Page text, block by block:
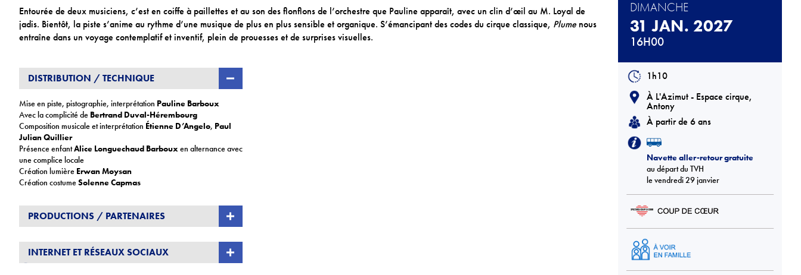
Entourée de deux musiciens, c’est en coiffe à paillettes et au son des flonflons de l’orchestre que Pauline apparaît, avec un clin d’œil au M. Loyal de
jadis. Bientôt, la piste s’anime au rythme d’une musique de plus en plus sensible et organique. S’émancipant des codes du cirque classique, Plume nous
entraîne dans un voyage contemplatif et inventif, plein de prouesses et de surprises visuelles.
DISTRIBUTION / TECHNIQUE
Mise en piste, pistographie, interprétation Pauline Barboux
Avec la complicité de Bertrand Duval-Hérembourg
Composition musicale et interprétation Étienne D’Angelo, Paul
Julian Quillier
Présence enfantAlice Longuechaud Barbouxen alternance avec
une complice locale
Création lumière Erwan Moysan
Création costumeSolenne Capmas
PRODUCTIONS / PARTENAIRES
INTERNET ET RÉSEAUX SOCIAUX
DIMANCHE
31 JAN. 2027
16H00
1h10
À L'Azimut - Espace cirque,
Antony
À partir de 6 ans
Navette aller-retour gratuite
au départ du TVH
le vendredi 29 janvier